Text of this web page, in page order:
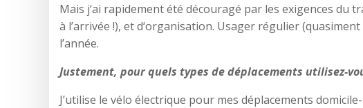
Mais j‘ai rapidement été découragé par les exigences du
à l’arrivée !), et d‘organisation. Usager régulier
l’année.
Justement, pour quels types de déplacements utilisez-
J’utilise le vélo électrique pour mes déplacements